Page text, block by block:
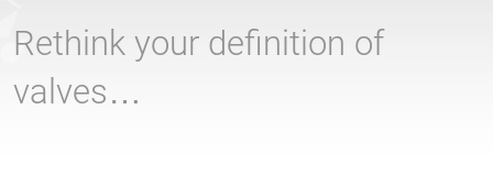
Rethink your definition of
valves…